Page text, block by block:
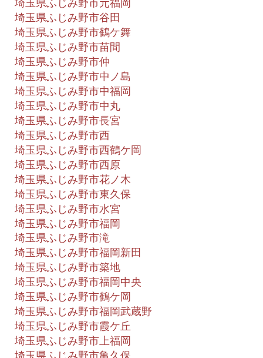
埼玉県ふじみ野市元福岡
埼玉県ふじみ野市谷田
埼玉県ふじみ野市鶴ケ舞
埼玉県ふじみ野市苗間
埼玉県ふじみ野市仲
埼玉県ふじみ野市中ノ島
埼玉県ふじみ野市中福岡
埼玉県ふじみ野市中丸
埼玉県ふじみ野市長宮
埼玉県ふじみ野市西
埼玉県ふじみ野市西鶴ケ岡
埼玉県ふじみ野市西原
埼玉県ふじみ野市花ノ木
埼玉県ふじみ野市東久保
埼玉県ふじみ野市水宮
埼玉県ふじみ野市福岡
埼玉県ふじみ野市滝
埼玉県ふじみ野市福岡新田
埼玉県ふじみ野市築地
埼玉県ふじみ野市福岡中央
埼玉県ふじみ野市鶴ケ岡
埼玉県ふじみ野市福岡武蔵野
埼玉県ふじみ野市霞ケ丘
埼玉県ふじみ野市上福岡